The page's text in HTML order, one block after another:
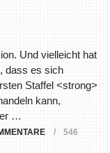
Und vielleicht hat
dass es sich
Staffel <strong>
kann,
…
546